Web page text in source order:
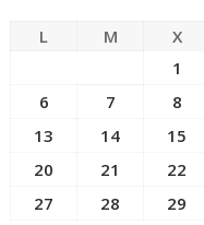
L M X
1
6
7 8
13
14 15
20
21 22
27
28 29